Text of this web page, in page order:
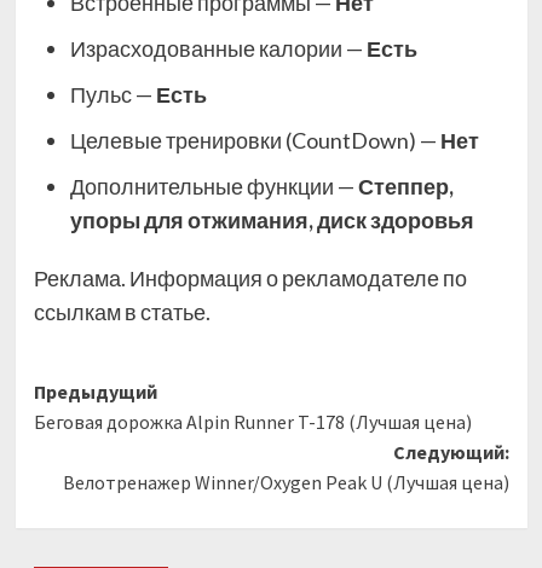
Израсходованные калории — Есть
Пульс — Есть
Целевые тренировки (CountDown) — Нет
Дополнительные функции —Степпер,
упоры для отжимания, диск здоровья
Реклама. Информация о рекламодателе по
ссылкам в статье.
Навигация
записи
Предыдущий
Беговая дорожка Alpin Runner T-178 (Лучшая цена)
Следующий:
Велотренажер Winner/Oxygen Peak U (Лучшая цена)